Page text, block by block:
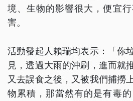
境、生物的影響很大，便宜
害。
活動發起人賴瑞均表示：「你
見，透過大雨的沖刷，進而就
又去誤食之後，又被我們捕撈
物累積，那當然有的是有毒